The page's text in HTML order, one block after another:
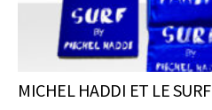
MICHEL HADDI ET LE SURF